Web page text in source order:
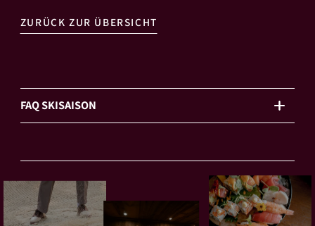
ZURÜCK ZUR ÜBERSICHT
FAQ SKISAISON
Meist startet die Saison im November, abhängig von Wetter
und Schneelage.